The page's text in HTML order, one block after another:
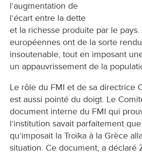
l’augmentation de
l’écart entre la dette
et la richesse produite par le
européennes ont de la sorte
insoutenable, tout en imposant
un appauvrissement de la
Le rôle du FMI et de sa directrice
est aussi pointé du doigt. Le
document interne du FMI qui
l’institution savait parfaitement
qu’imposait la Troïka à la Grèce
situation. Ce document, a déclaré